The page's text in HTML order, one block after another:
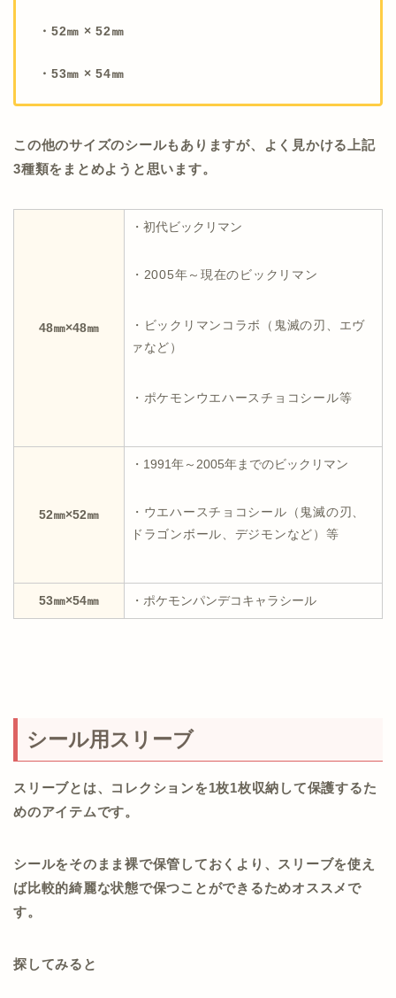
・52㎜ × 52㎜
・53㎜ × 54㎜
この他のサイズのシールもありますが、よく見かける上記
3種類をまとめようと思います。
48㎜×48㎜
・初代ビックリマン
・2005年～現在のビックリマン
・ビックリマンコラボ（鬼滅の刃、エヴ
ァなど）
・ポケモンウエハースチョコシール等
52㎜×52㎜
・1991年～2005年までのビックリマン
・ウエハースチョコシール（鬼滅の刃、
ドラゴンボール、デジモンなど）等
53㎜×54㎜ ・ポケモンパンデコキャラシール
シール用スリーブ
スリーブとは、コレクションを1枚1枚収納して保護するた
めのアイテムです。
シールをそのまま裸で保管しておくより、スリーブを使え
ば比較的綺麗な状態で保つことができるためオススメで
す。
探してみると